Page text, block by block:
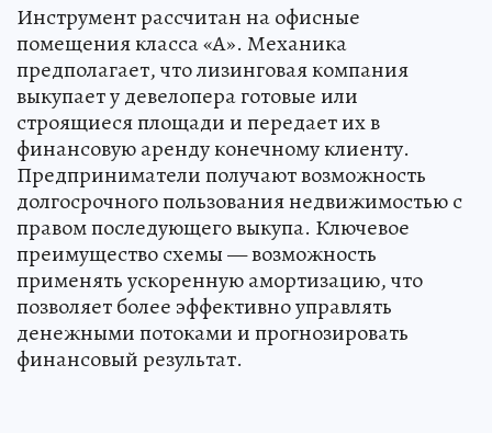
Инструмент рассчитан на офисные
помещения класса «А». Механика
предполагает, что лизинговая компания
выкупает у девелопера готовые или
строящиеся площади и передает их в
финансовую аренду конечному клиенту.
Предприниматели получают возможность
долгосрочного пользования недвижимостью с
правом последующего выкупа. Ключевое
преимущество схемы — возможность
применять ускоренную амортизацию, что
позволяет более эффективно управлять
денежными потоками и прогнозировать
финансовый результат.